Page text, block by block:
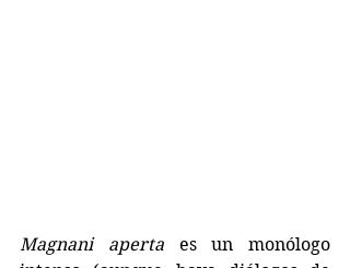
Magnani aperta es un monólogo